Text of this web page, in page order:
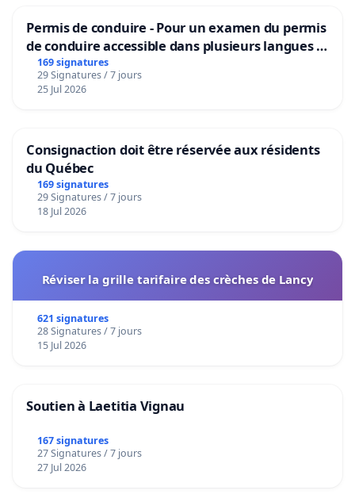
Permis de conduire - Pour un examen du permis
de conduire accessible dans plusieurs langues à
Bruxelles
169 signatures
29 Signatures / 7 jours
25 Jul 2026
Consignaction doit être réservée aux résidents
du Québec
169 signatures
29 Signatures / 7 jours
18 Jul 2026
Réviser la grille tarifaire des crèches de Lancy
621 signatures
28 Signatures / 7 jours
15 Jul 2026
Soutien à Laetitia Vignau
167 signatures
27 Signatures / 7 jours
27 Jul 2026